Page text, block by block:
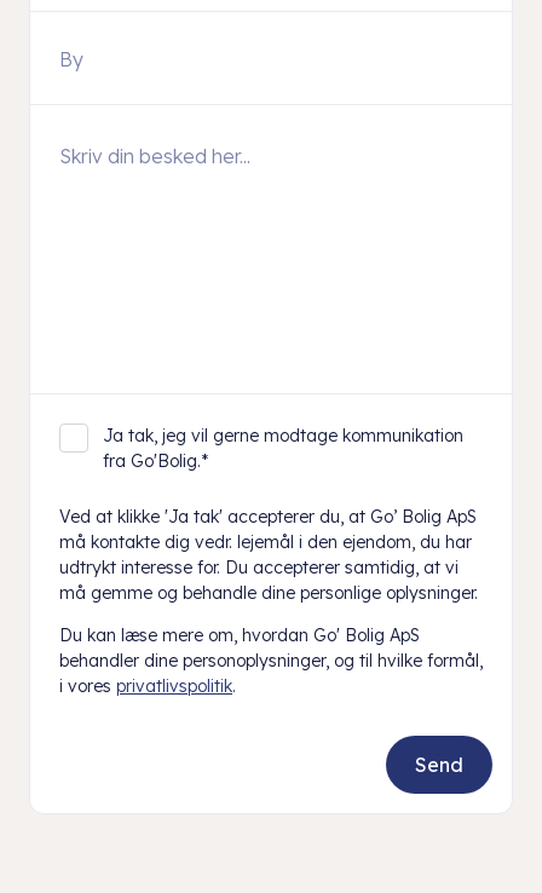
Ja tak, jeg vil gerne modtage kommunikation
fra Go'Bolig.*
Ved at klikke 'Ja tak' accepterer du, at Go’ Bolig ApS
må kontakte dig vedr. lejemål i den ejendom, du har
udtrykt interesse for. Du accepterer samtidig, at vi
må gemme og behandle dine personlige oplysninger.
Du kan læse mere om, hvordan Go' Bolig ApS
behandler dine personoplysninger, og til hvilke formål,
i vores privatlivspolitik.